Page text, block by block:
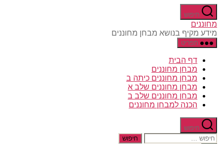
דלג
לתוכן חיפוש
מחוננים
מידע מקיף בנושא מבחן מחוננים
תפריט
דף הבית
מבחן מחוננים
מבחן מחוננים כיתה ב
מבחן מחוננים שלב א
מבחן מחוננים שלב ב
הכנה למבחן מחוננים
חיפוש
חיפוש: